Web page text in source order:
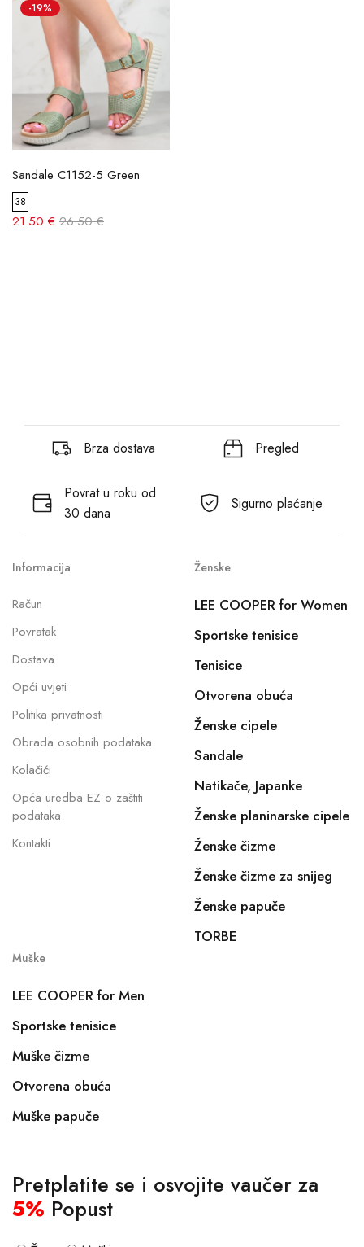
-19%
Sandale C1152-5 Green
38
21.50 € 26.50 €
Brza dostava Pregled
Povrat u roku od
30 dana
Sigurno plaćanje
Informacija
Račun
Povratak
Dostava
Opći uvjeti
Politika privatnosti
Obrada osobnih podataka
Kolačići
Opća uredba EZ o zaštiti
podataka
Kontakti
Ženske
LEE COOPER for Women
Sportske tenisice
Tenisice
Otvorena obuća
Ženske cipele
Sandale
Natikače, Japanke
Ženske planinarske cipele
Ženske čizme
Ženske čizme za snijeg
Ženske papuče
TORBE
Muške
LEE COOPER for Men
Sportske tenisice
Muške čizme
Otvorena obuća
Muške papuče
Pretplatite se i osvojite vaučer za
5% Popust